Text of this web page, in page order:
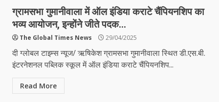
ग्रामसभा गुमानीवाला में ऑल इंडिया कराटे चैंपियनशिप का
भव्य आयोजन, इन्होंने जीते पदक…
The Global Times News 29/04/2025
दी ग्लोबल टाइम्स न्यूज/ ऋषिकेश ग्रामसभा गुमानीवाला स्थित डी.एस.बी.
इंटरनेशनल पब्लिक स्कूल में ऑल इंडिया कराटे चैंपियनशिप...
Read More